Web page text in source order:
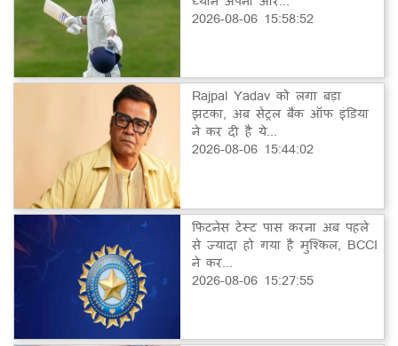
2026-08-06 15:58:52
Rajpal Yadav को लगा बड़ा
झटका, अब सेंट्रल बैंक ऑफ इंडिया
ने कर दी है ये...
2026-08-06 15:44:02
फिटनेस टेस्ट पास करना अब पहले
से ज्यादा हो गया है मुश्किल, BCCI
ने कर...
2026-08-06 15:27:55